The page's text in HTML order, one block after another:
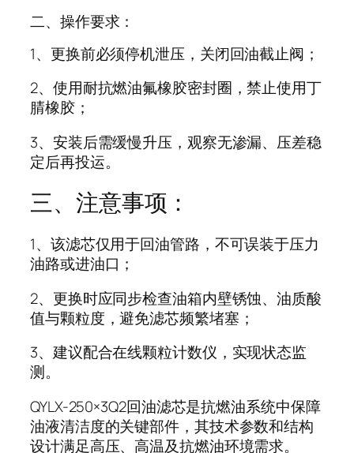
二、操作要求‌：
1、更换前必须‌停机泄压‌，关闭回油截止阀；
2、使用‌耐抗燃油氟橡胶密封圈‌，禁止使用丁
腈橡胶；
3、安装后需‌缓慢升压‌，观察无渗漏、压差稳
定后再投运。
三、注意事项‌：
1、该滤芯‌仅用于回油管路‌，不可误装于压力
油路或进油口；
2、更换时应同步检查油箱内壁锈蚀、油质酸
值与颗粒度，避免滤芯频繁堵塞；
3、建议配合在线颗粒计数仪，实现状态监
测。
QYLX-250×3Q2回油滤芯是抗燃油系统中保障
油液清洁度的关键部件，其技术参数和结构
设计满足高压、高温及抗燃油环境需求。